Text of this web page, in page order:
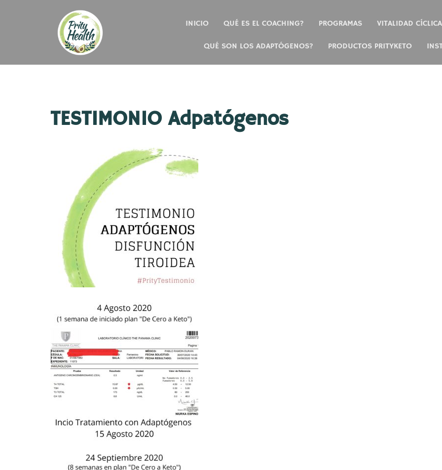
INICIO QUÉ ES EL COACHING? PROGRAMAS VITALIDAD CÍCLICA
QUÉ SON LOS ADAPTÓGENOS? PRODUCTOS PRITYKETO
TESTIMONIO Adpatógenos